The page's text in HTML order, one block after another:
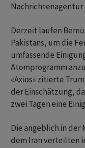
Nachrichtenagentur
Derzeit laufen
Pakistans, um die
umfassende
Atomprogramm
«Axios» zitierte
der Einschätzung,
zwei Tagen eine
Die angeblich in der
dem Iran verteilten